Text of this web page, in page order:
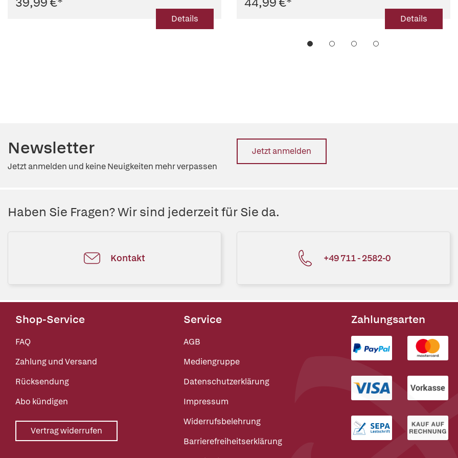
Details Details
Newsletter
Jetzt anmelden und keine Neuigkeiten mehr verpassen
Jetzt anmelden
Haben Sie Fragen? Wir sind jederzeit für Sie da.
Kontakt +49 711 - 2582-0
Shop-Service
FAQ
Zahlung und Versand
Rücksendung
Abo kündigen
Vertrag widerrufen
Service
AGB
Mediengruppe
Datenschutzerklärung
Impressum
Widerrufsbelehrung
Barrierefreiheitserklärung
Zahlungsarten